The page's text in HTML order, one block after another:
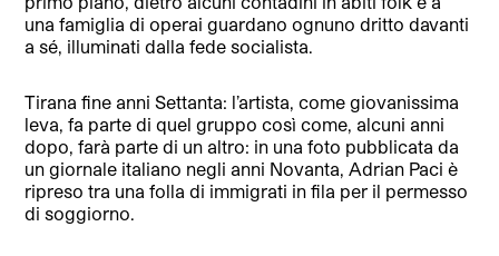
una famiglia di operai guardano ognuno dritto davanti
a sé, illuminati dalla fede socialista.
Tirana fine anni Settanta: l’artista, come giovanissima
leva, fa parte di quel gruppo così come, alcuni anni
dopo, farà parte di un altro: in una foto pubblicata da
un giornale italiano negli anni Novanta, Adrian Paci è
ripreso tra una folla di immigrati in fila per il permesso
di soggiorno.